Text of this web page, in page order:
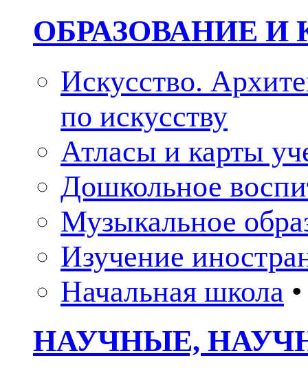
ОБРАЗОВАНИЕ И
Искусство.
по искусству
Атласы и карты
Дошкольное
Музыкальное
Изучение
Начальная школа •
НАУЧНЫЕ,